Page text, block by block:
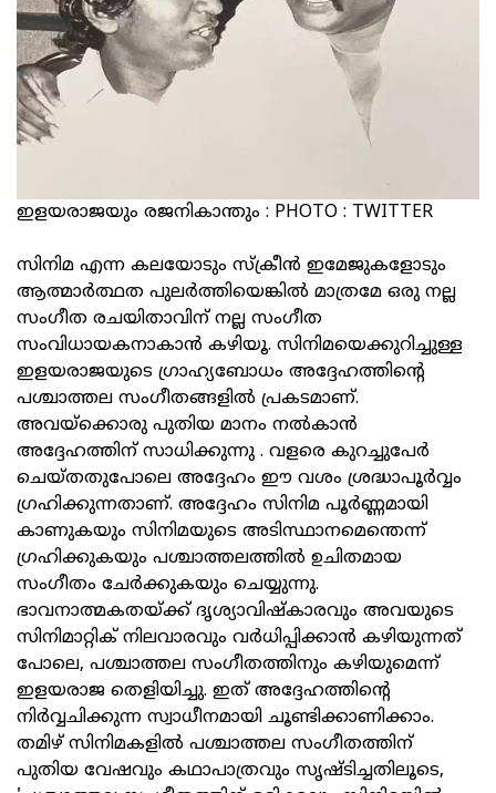
ഇളയരാജയും രജനികാന്തും : PHOTO : TWITTER
സിനിമ എന്ന കലയോടും സ്‌ക്രീൻ ഇമേജുകളോടും
ആത്മാർത്ഥത പുലർത്തിയെങ്കിൽ മാത്രമേ ഒരു നല്ല
സംഗീത രചയിതാവിന് നല്ല സംഗീത
സംവിധായകനാകാൻ കഴിയൂ. സിനിമയെക്കുറിച്ചുള്ള
ഇളയരാജയുടെ ഗ്രാഹ്യബോധം അദ്ദേഹത്തിന്റെ
പശ്ചാത്തല സംഗീതങ്ങളിൽ പ്രകടമാണ്.
അവയ്ക്കൊരു പുതിയ മാനം നൽകാൻ
അദ്ദേഹത്തിന് സാധിക്കുന്നു . വളരെ കുറച്ചുപേർ
ചെയ്തതുപോലെ അദ്ദേഹം ഈ വശം ശ്രദ്ധാപൂർവ്വം
ഗ്രഹിക്കുന്നതാണ്. അദ്ദേഹം സിനിമ പൂർണ്ണമായി
കാണുകയും സിനിമയുടെ അടിസ്ഥാനമെന്തെന്ന്
ഗ്രഹിക്കുകയും പശ്ചാത്തലത്തിൽ ഉചിതമായ
സംഗീതം ചേർക്കുകയും ചെയ്യുന്നു.
ഭാവനാത്മകതയ്ക്ക് ദൃശ്യാവിഷ്‌കാരവും അവയുടെ
സിനിമാറ്റിക് നിലവാരവും വർധിപ്പിക്കാൻ കഴിയുന്നത്
പോലെ, പശ്ചാത്തല സംഗീതത്തിനും കഴിയുമെന്ന്
ഇളയരാജ തെളിയിച്ചു. ഇത് അദ്ദേഹത്തിന്റെ
നിർവ്വചിക്കുന്ന സ്വാധീനമായി ചൂണ്ടിക്കാണിക്കാം.
തമിഴ് സിനിമകളിൽ പശ്ചാത്തല സംഗീതത്തിന്
പുതിയ വേഷവും കഥാപാത്രവും സൃഷ്ടിച്ചതിലൂടെ,